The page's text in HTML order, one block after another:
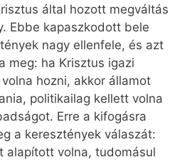
által hozott megváltás
Ebbe kapaszkodott bele
nagy ellenfele, és azt
meg: ha Krisztus igazi
hozni, akkor államot
politikailag kellett volna
Erre a kifogásra
a keresztények válaszát:
alapított volna, tudomásul